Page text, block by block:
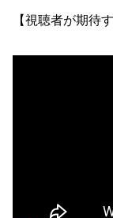
【視聴者が期待